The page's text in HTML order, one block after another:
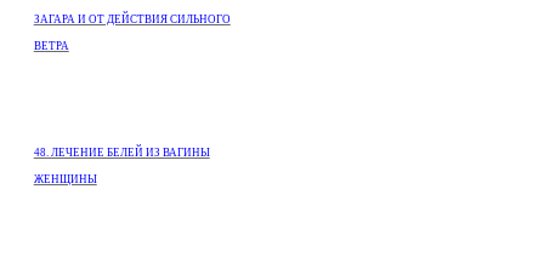
ЗАГАРА И ОТ ДЕЙСТВИЯ СИЛЬНОГО
ВЕТРА
48. ЛЕЧЕНИЕ БЕЛЕЙ ИЗ ВАГИНЫ
ЖЕНЩИНЫ